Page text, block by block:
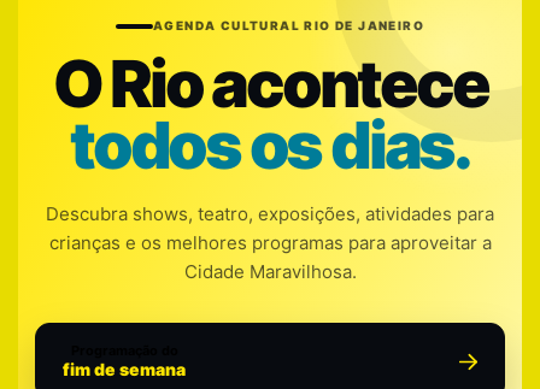
AGENDA CULTURAL RIO DE JANEIRO
O Rio acontece
todos os dias.
Descubra shows, teatro, exposições, atividades para
crianças e os melhores programas para aproveitar a
Cidade Maravilhosa.
fim de semana